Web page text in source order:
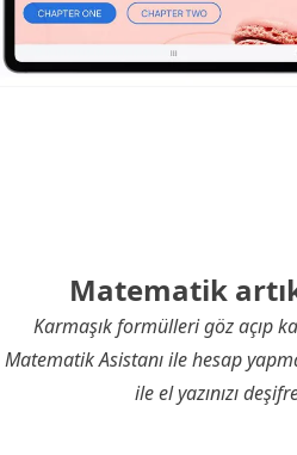
Matematik
Karmaşık formülleri göz açıp
Matematik Asistanı ile hesap
ile el yazınızı